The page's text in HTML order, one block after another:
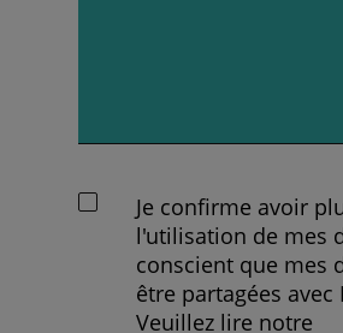
Je confirme avoir
l'utilisation de mes
conscient que mes
être partagées
Veuillez lire notre